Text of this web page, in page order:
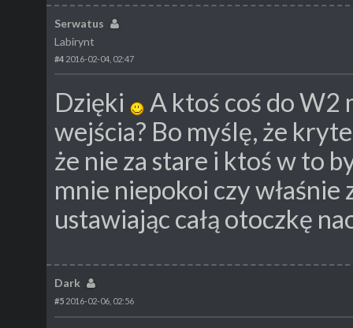
Serwatus
Labirynt
#4 2016-02-04, 02:47
Dzięki
A ktoś coś do W2
wejścia? Bo myślę, że
że nie za stare i ktoś w to
mnie niepokoi czy właśnie
ustawiając całą otoczkę
Dark
#5 2016-02-06, 02:56